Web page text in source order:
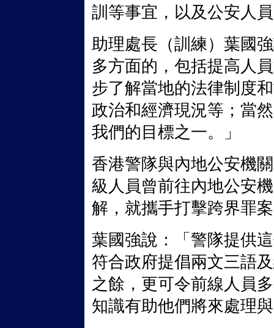
訓等事宜，以及公安人
助理處長（訓練）葉國
多方面的，包括提高人
步了解當地的法律制度
政治和經濟現況等；當
我們的目標之一。」
香港警隊與內地公安機
級人員曾前往內地公安
解，就攜手打擊跨界罪
葉國強說：「警隊提供
符合政府提倡兩文三語
之餘，更可令前線人員
知識有助他們將來處理